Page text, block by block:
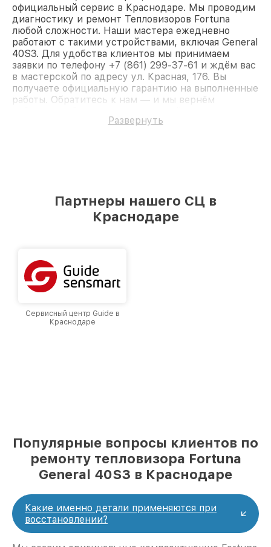
официальный сервис в Краснодаре. Мы проводим
диагностику и ремонт Тепловизоров Fortuna
любой сложности. Наши мастера ежедневно
работают с такими устройствами, включая General
40S3. Для удобства клиентов мы принимаем
заявки по телефону +7 (861) 299-37-61 и ждём вас
в мастерской по адресу ул. Красная, 176. Вы
получаете официальную гарантию на выполненные
работы. Обратитесь к нам — и мы вернём
Развернуть
Партнеры нашего СЦ в
Краснодаре
Сервисный центр Guide в
Краснодаре
Популярные вопросы клиентов по
ремонту тепловизора Fortuna
General 40S3 в Краснодаре
Какие именно детали применяются при
восстановлении?